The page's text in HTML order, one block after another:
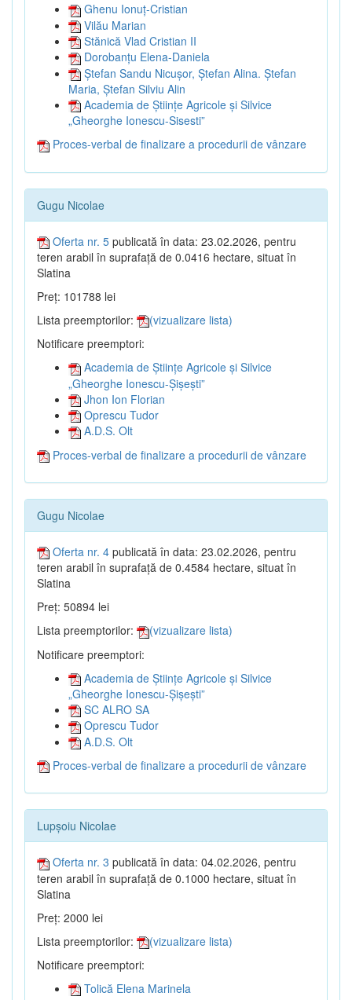
Ghenu Ionuț-Cristian
Vilău Marian
Stănică Vlad Cristian II
Dorobanțu Elena-Daniela
Ștefan Sandu Nicușor, Ștefan Alina. Ștefan
Maria, Ștefan Silviu Alin
Academia de Științe Agricole și Silvice
„Gheorghe Ionescu-Sisesti”
Proces-verbal de finalizare a procedurii de vânzare
Gugu Nicolae
Oferta nr. 5 publicată în data: 23.02.2026, pentru
teren arabil în suprafață de 0.0416 hectare, situat în
Slatina
Preț: 101788 lei
Lista preemptorilor:
(vizualizare lista)
Notificare preemptori:
Academia de Științe Agricole și Silvice
„Gheorghe Ionescu-Șișești”
Jhon Ion Florian
Oprescu Tudor
A.D.S. Olt
Proces-verbal de finalizare a procedurii de vânzare
Gugu Nicolae
Oferta nr. 4 publicată în data: 23.02.2026, pentru
teren arabil în suprafață de 0.4584 hectare, situat în
Slatina
Preț: 50894 lei
Lista preemptorilor:
(vizualizare lista)
Notificare preemptori:
Academia de Științe Agricole și Silvice
„Gheorghe Ionescu-Șișești”
SC ALRO SA
Oprescu Tudor
A.D.S. Olt
Proces-verbal de finalizare a procedurii de vânzare
Lupșoiu Nicolae
Oferta nr. 3 publicată în data: 04.02.2026, pentru
teren arabil în suprafață de 0.1000 hectare, situat în
Slatina
Preț: 2000 lei
Lista preemptorilor:
(vizualizare lista)
Notificare preemptori:
Tolică Elena Marinela